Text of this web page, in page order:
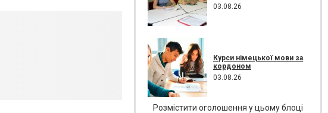
03.08.26
Курси німецької мови за
кордоном
03.08.26
Розмістити оголошення у цьому блоці